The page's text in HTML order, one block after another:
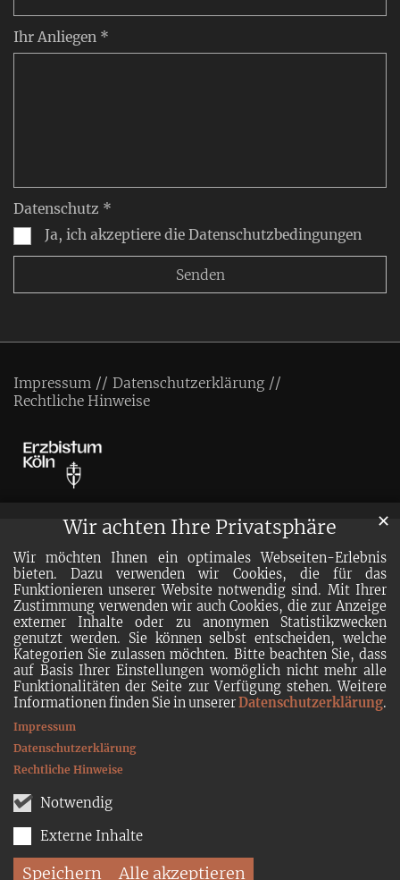
Wir achten Ihre Privatsphäre
Wir möchten Ihnen ein optimales Webseiten-Erlebnis
bieten. Dazu verwenden wir Cookies, die für das
Funktionieren unserer Website notwendig sind. Mit Ihrer
Zustimmung verwenden wir auch Cookies, die zur Anzeige
externer Inhalte oder zu anonymen Statistikzwecken
genutzt werden. Sie können selbst entscheiden, welche
Kategorien Sie zulassen möchten. Bitte beachten Sie, dass
auf Basis Ihrer Einstellungen womöglich nicht mehr alle
Funktionalitäten der Seite zur Verfügung stehen. Weitere
Informationen finden Sie in unsererDatenschutzerklärung.
Notwendig
Externe Inhalte
Speichern Alle akzeptieren
✕
Impressum
Datenschutzerklärung
Rechtliche Hinweise
Ihr Anliegen *
Datenschutz *
Ja, ich akzeptiere die Datenschutzbedingungen
Impressum
Datenschutzerklärung
Rechtliche Hinweise